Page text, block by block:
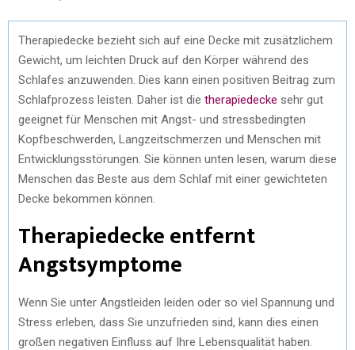
Therapiedecke bezieht sich auf eine Decke mit zusätzlichem
Gewicht, um leichten Druck auf den Körper während des
Schlafes anzuwenden. Dies kann einen positiven Beitrag zum
Schlafprozess leisten. Daher ist die therapiedecke sehr gut
geeignet für Menschen mit Angst- und stressbedingten
Kopfbeschwerden, Langzeitschmerzen und Menschen mit
Entwicklungsstörungen. Sie können unten lesen, warum diese
Menschen das Beste aus dem Schlaf mit einer gewichteten
Decke bekommen können.
Therapiedecke entfernt
Angstsymptome
Wenn Sie unter Angstleiden leiden oder so viel Spannung und
Stress erleben, dass Sie unzufrieden sind, kann dies einen
großen negativen Einfluss auf Ihre Lebensqualität haben.